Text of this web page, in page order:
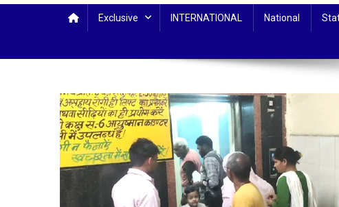
Exclusive INTERNATIONAL National